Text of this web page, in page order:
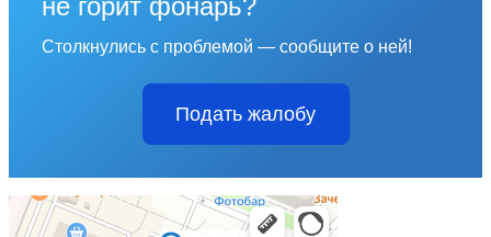
Столкнулись с проблемой — сообщите о ней!
Подать жалобу